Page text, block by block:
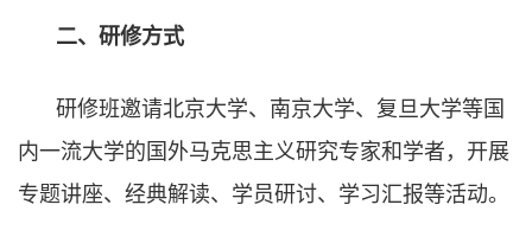
二、研修方式
研修班邀请北京大学、南京大学、复旦大学等国
内一流大学的国外马克思主义研究专家和学者，开展
专题讲座、经典解读、学员研讨、学习汇报等活动。